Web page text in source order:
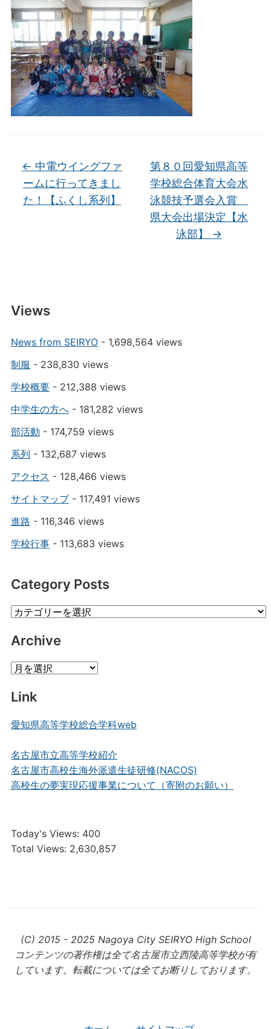
← 中電ウイングファ
ームに行ってきまし
た！【ふくし系列】
第８０回愛知県高等
学校総合体育大会水
泳競技予選会入賞
県大会出場決定【水
泳部】 →
Views
News from SEIRYO- 1,698,564 views
制服 - 238,830 views
学校概要- 212,388 views
中学生の方へ- 181,282 views
部活動 - 174,759 views
系列 - 132,687 views
アクセス - 128,466 views
サイトマップ- 117,491 views
進路 - 116,346 views
学校行事- 113,683 views
Category Posts
Category
Archive
Archive
Link
愛知県高等学校総合学科web
名古屋市立高等学校紹介
名古屋市高校生海外派遣生徒研修(NACOS)
高校生の夢実現応援事業について（寄附のお願い）
Today's Views: 400
Total Views: 2,630,857
(C) 2015 - 2025 Nagoya City SEIRYO High School
コンテンツの著作権は全て名古屋市立西陵高等学校が有
しています。転載については全てお断りしております。